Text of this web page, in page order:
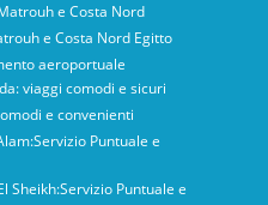
e Costa Nord
e Costa Nord Egitto
aeroportuale
viaggi comodi e sicuri
e convenienti
Puntuale e
Sheikh:Servizio Puntuale e